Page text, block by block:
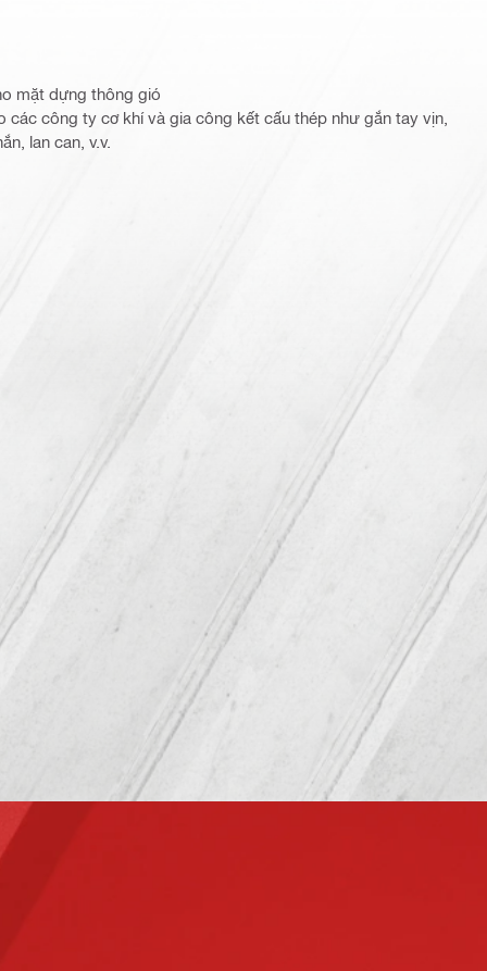
mặt dựng thông gió
các công ty cơ khí và gia công kết cấu thép như gắn tay vịn,
lan can, v.v.